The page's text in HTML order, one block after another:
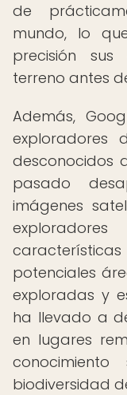
de
mundo, lo
precisión
terreno antes
Además,
exploradores
desconocidos
pasado
imágenes
potenciales
exploradas y
ha llevado a
en lugares
biodiversidad